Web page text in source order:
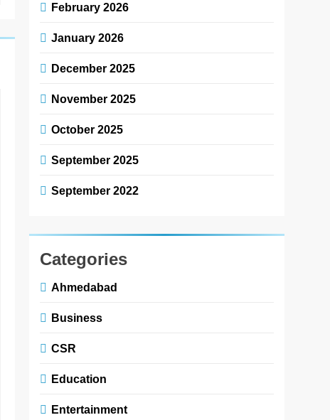
February 2026
January 2026
December 2025
November 2025
October 2025
September 2025
September 2022
Categories
Ahmedabad
Business
CSR
Education
Entertainment